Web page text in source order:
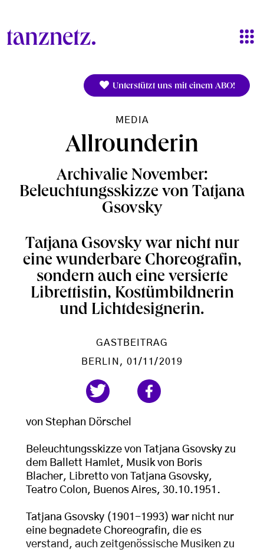
Unterstützt uns mit einem ABO!
MEDIA
Allrounderin
Archivalie November:
Beleuchtungsskizze von Tatjana
Gsovsky
Tatjana Gsovsky war nicht nur
eine wunderbare Choreografin,
sondern auch eine versierte
Librettistin, Kostümbildnerin
und Lichtdesignerin.
GASTBEITRAG
BERLIN , 01/11/2019
von Stephan Dörschel
Beleuchtungsskizze von Tatjana Gsovsky zu
dem Ballett Hamlet, Musik von Boris
Blacher, Libretto von Tatjana Gsovsky,
Teatro Colon, Buenos Aires, 30.10.1951.
Tatjana Gsovsky (1901-1993) war nicht nur
eine begnadete Choreografin, die es
verstand, auch zeitgenössische Musiken zu